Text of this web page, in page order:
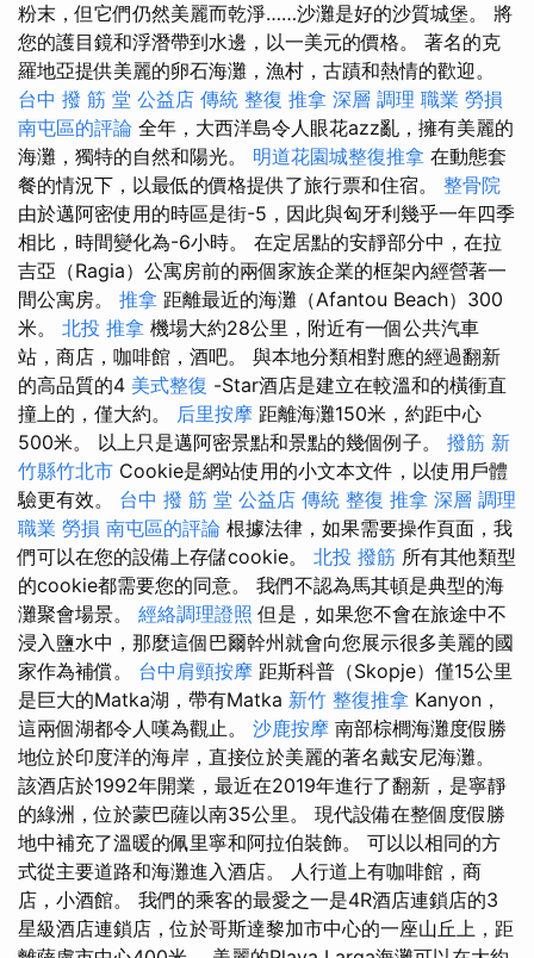
粉末，但它們仍然美麗而乾淨……沙灘是好的沙質城堡。 將
您的護目鏡和浮潛帶到水邊，以一美元的價格。 著名的克
羅地亞提供美麗的卵石海灘，漁村，古蹟和熱情的歡迎。
台中 撥 筋 堂 公益店 傳統 整復 推拿 深層 調理 職業 勞損
南屯區的評論 全年，大西洋島令人眼花azz亂，擁有美麗的
海灘，獨特的自然和陽光。 明道花園城整復推拿 在動態套
餐的情況下，以最低的價格提供了旅行票和住宿。 整骨院
由於邁阿密使用的時區是街-5，因此與匈牙利幾乎一年四季
相比，時間變化為-6小時。 在定居點​​的安靜部分中，在拉
吉亞（Ragia）公寓房前的兩個家族企業的框架內經營著一
間公寓房。 推拿 距離最近的海灘（Afantou Beach）300
米。 北投 推拿 機場大約28公里，附近有一個公共汽車
站，商店，咖啡館，酒吧。 與本地分類相對應的經過翻新
的高品質的4 美式整復 -Star酒店是建立在較溫和的橫衝直
撞上的，僅大約。 后里按摩 距離海灘150米，約距中心
500米。 以上只是邁阿密景點和景點的幾個例子。 撥筋 新
竹縣竹北市 Cookie是網站使用的小文本文件，以使用戶體
驗更有效。 台中 撥 筋 堂 公益店 傳統 整復 推拿 深層 調理
職業 勞損 南屯區的評論 根據法律，如果需要操作頁面，我
們可以在您的設備上存儲cookie。 北投 撥筋 所有其他類型
的cookie都需要您的同意。 我們不認為馬其頓是典型的海
灘聚會場景。 經絡調理證照 但是，如果您不會在旅途中不
浸入鹽水中，那麼這個巴爾幹州就會向您展示很多美麗的國
家作為補償。 台中肩頸按摩 距斯科普（Skopje）僅15公里
是巨大的Matka湖，帶有Matka 新竹 整復推拿 Kanyon，
這兩個湖都令人嘆為觀止。 沙鹿按摩 南部棕櫚海灘度假勝
地位於印度洋的海岸，直接位於美麗的著名戴安尼海灘。
該酒店於1992年開業，最近在2019年進行了翻新，是寧靜
的綠洲，位於蒙巴薩以南35公里。 現代設備在整個度假勝
地中補充了溫暖的佩里寧和阿拉伯裝飾。 可以以相同的方
式從主要道路和海灘進入酒店。 人行道上有咖啡館，商
店，小酒館。 我們的乘客的最愛之一是4R酒店連鎖店的3
星級酒店連鎖店，位於哥斯達黎加市中心的一座山丘上，距